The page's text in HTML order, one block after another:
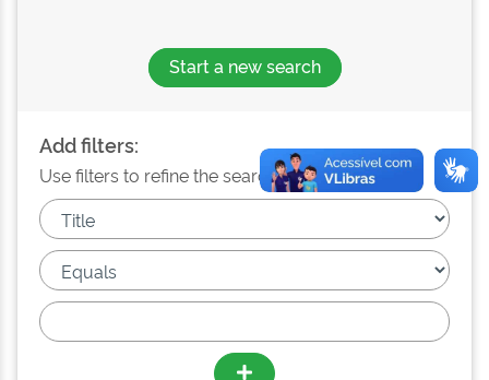
Start a new search
Add filters:
Use filters to refine the search results.